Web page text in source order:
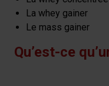
La whey gainer
Le mass gainer
Qu’est-ce